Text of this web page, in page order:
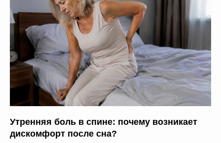
Утренняя боль в спине: почему возникает
дискомфорт после сна?